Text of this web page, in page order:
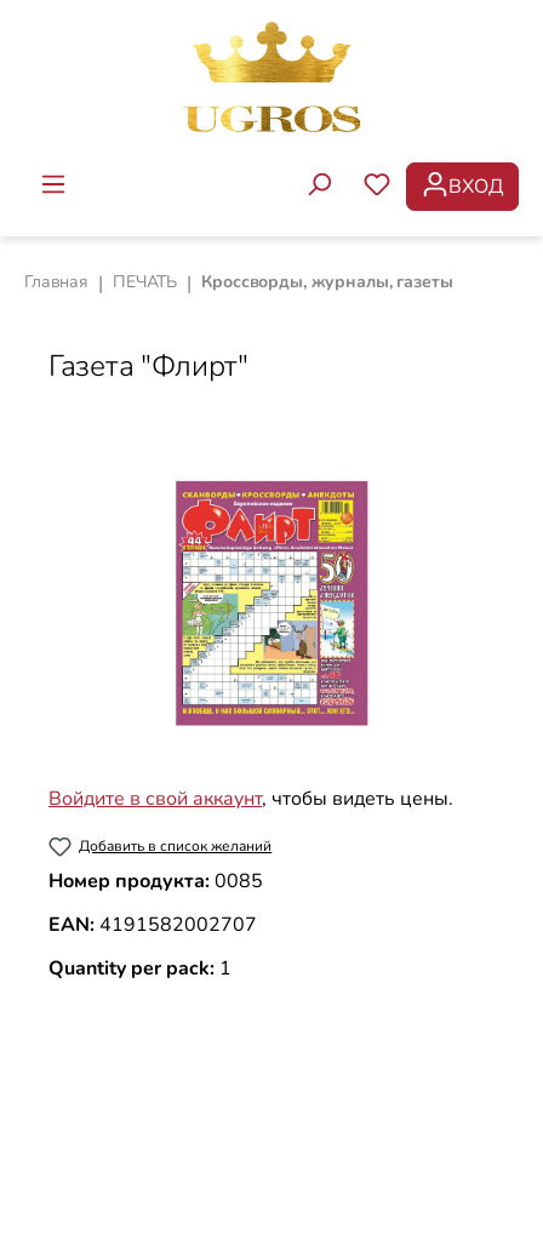
Перейти к основному содержанию
У ВАС ЕСТЬ
ВХОД
Главная | ПЕЧАТЬ | Кроссворды, журналы, газеты
Газета "Флирт"
Войдите в свой аккаунт, чтобы видеть цены.
Добавить в список желаний
Номер продукта:0085
EAN:4191582002707
Quantity per pack: 1